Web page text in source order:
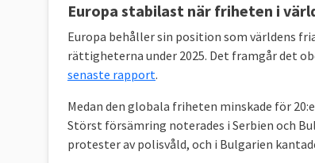
Europa stabilast när friheten i
Europa behåller sin position som världens
rättigheterna under 2025. Det framgår det
senaste rapport.
Medan den globala friheten minskade för
Störst försämring noterades i Serbien och
protester av polisvåld, och i Bulgarien